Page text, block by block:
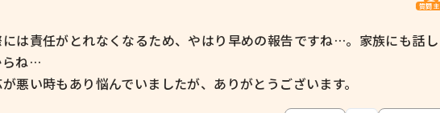
質問主
は責任がとれなくなるため、やはり早めの報告ですね…。家族にも話し
らね…
悪い時もあり悩んでいましたが、ありがとうございます。